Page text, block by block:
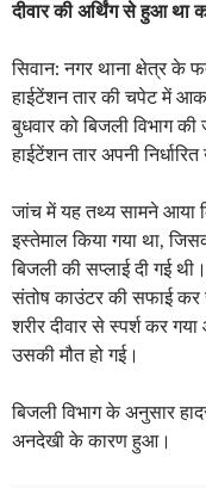
दीवार की अर्थिंग से हुआ था
सिवान: नगर थाना क्षेत्र के
हाईटेंशन तार की चपेट में
बुधवार को बिजली विभाग
हाईटेंशन तार अपनी
जांच में यह तथ्य सामने आया
इस्तेमाल किया गया था,
बिजली की सप्लाई दी गई
संतोष काउंटर की सफाई कर
शरीर दीवार से स्पर्श कर
उसकी मौत हो गई।
बिजली विभाग के अनुसार
अनदेखी के कारण हुआ।